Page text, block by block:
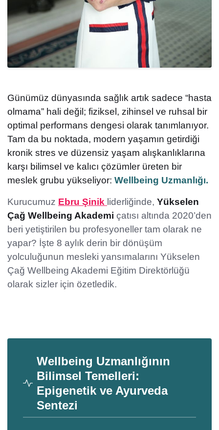
Günümüz dünyasında sağlık artık sadece “hasta
olmama” hali değil; fiziksel, zihinsel ve ruhsal bir
optimal performans dengesi olarak tanımlanıyor.
Tam da bu noktada, modern yaşamın getirdiği
kronik stres ve düzensiz yaşam alışkanlıklarına
karşı bilimsel ve kalıcı çözümler üreten bir
meslek grubu yükseliyor: Wellbeing Uzmanlığı.
Kurucumuz Ebru Şinik liderliğinde, Yükselen
Çağ Wellbeing Akademi çatısı altında 2020’den
beri yetiştirilen bu profesyoneller tam olarak ne
yapar? İşte 8 aylık derin bir dönüşüm
yolculuğunun mesleki yansımalarını Yükselen
Çağ Wellbeing Akademi Eğitim Direktörlüğü
olarak sizler için özetledik.
Wellbeing Uzmanlığının
Bilimsel Temelleri:
Epigenetik ve Ayurveda
Sentezi